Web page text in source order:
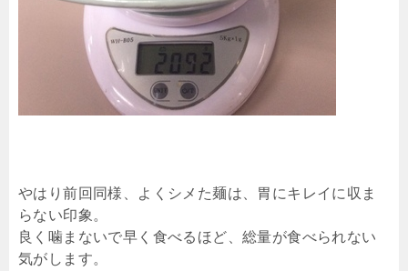
やはり前回同様、よくシメた麺は、胃にキレイに収ま
らない印象。
良く噛まないで早く食べるほど、総量が食べられない
気がします。